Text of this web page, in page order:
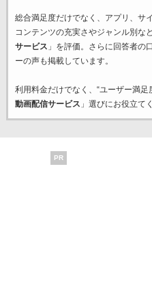
総合満足度だけでなく、アプリ、サ
コンテンツの充実さやジャンル別な
サービス 」を評価。さらに回答者の
ーの声も掲載しています。
利用料金だけでなく、“ユーザー満
動画配信サービス 」選びにお役立て
PR